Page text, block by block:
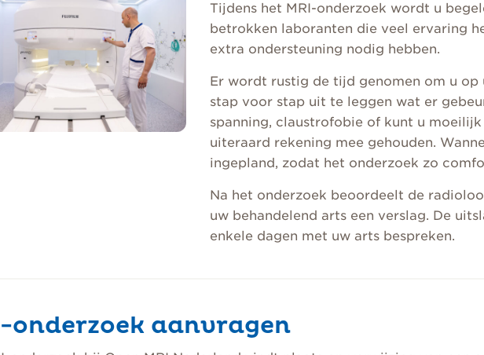
Tijdens het MRI-onderzoek wordt u
betrokken laboranten die veel ervaring
extra ondersteuning nodig hebben.
Er wordt rustig de tijd genomen om u op
stap voor stap uit te leggen wat er
spanning, claustrofobie of kunt u
uiteraard rekening mee gehouden.
ingepland, zodat het onderzoek zo
Na het onderzoek beoordeelt de
uw behandelend arts een verslag. De
enkele dagen met uw arts bespreken.
onderzoek aanvragen